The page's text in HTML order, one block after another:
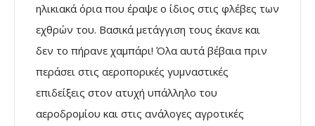
ηλικιακά όρια που έραψε ο ίδιος στις φλέβες των
εχθρών του. Βασικά μετάγγιση τους έκανε και
δεν το πήρανε χαμπάρι! Όλα αυτά βέβαια πριν
περάσει στις αεροπορικές γυμναστικές
επιδείξεις στον ατυχή υπάλληλο του
αεροδρομίου και στις ανάλογες αγροτικές